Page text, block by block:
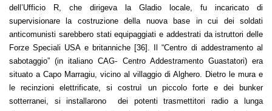
dell’Ufficio R, che dirigeva la Gladio locale, fu incaricato di
supervisionare la costruzione della nuova base in cui dei soldati
anticomunisti sarebbero stati equipaggiati e addestrati da istruttori delle
Forze Speciali USA e britanniche [36]. Il “Centro di addestramento al
sabotaggio” (in italiano CAG- Centro Addestramento Guastatori) era
situato a Capo Marragiu, vicino al villaggio di Alghero. Dietro le mura e
le recinzioni elettrificate, si costruì un piccolo forte e dei bunker
sotterranei, si installarono dei potenti trasmettitori radio a lunga